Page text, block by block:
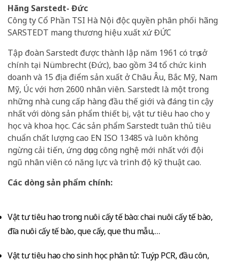
Hãng Sarstedt- Đức
Công ty Cổ Phần TSI Hà Nội độc quyền phân phối hãng
SARSTEDT mang thương hiệu xuất xứ ĐỨC
Tập đoàn Sarstedt được thành lập năm 1961 có trụ sở
chính tại Nümbrecht (Đức), bao gồm 34 tổ chức kinh
doanh và 15 địa điểm sản xuất ở Châu Âu, Bắc Mỹ, Nam
Mỹ, Úc với hơn 2600 nhân viên. Sarstedt là một trong
những nhà cung cấp hàng đầu thế giới và đáng tin cậy
nhất với dòng sản phẩm thiết bị, vật tư tiêu hao cho y
học và khoa học. Các sản phẩm Sarstedt tuân thủ tiêu
chuẩn chất lượng cao EN ISO 13485 và luôn không
ngừng cải tiến, ứng dụng công nghệ mới nhất với đội
ngũ nhân viên có năng lực và trình độ kỹ thuật cao.
Các dòng sản phẩm chính:
Vật tư tiêu hao trong nuôi cấy tế bào: chai nuôi cấy tế bào,
đĩa nuôi cấy tế bào, que cấy, que thu mẫu,…
Vật tư tiêu hao cho sinh học phân tử: Tuýp PCR, đầu côn,